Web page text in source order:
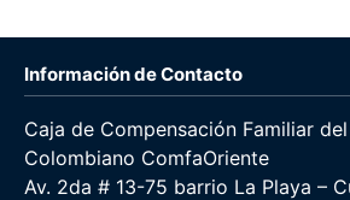
Información de Contacto
Caja de Compensación Familiar
Colombiano ComfaOriente
Av. 2da # 13-75 barrio La Playa –